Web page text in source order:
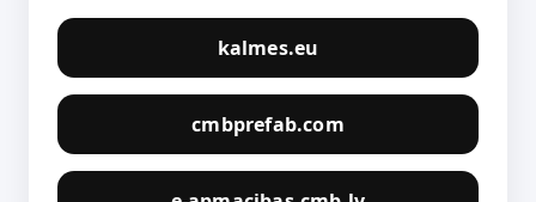
kalmes.eu
cmbprefab.com